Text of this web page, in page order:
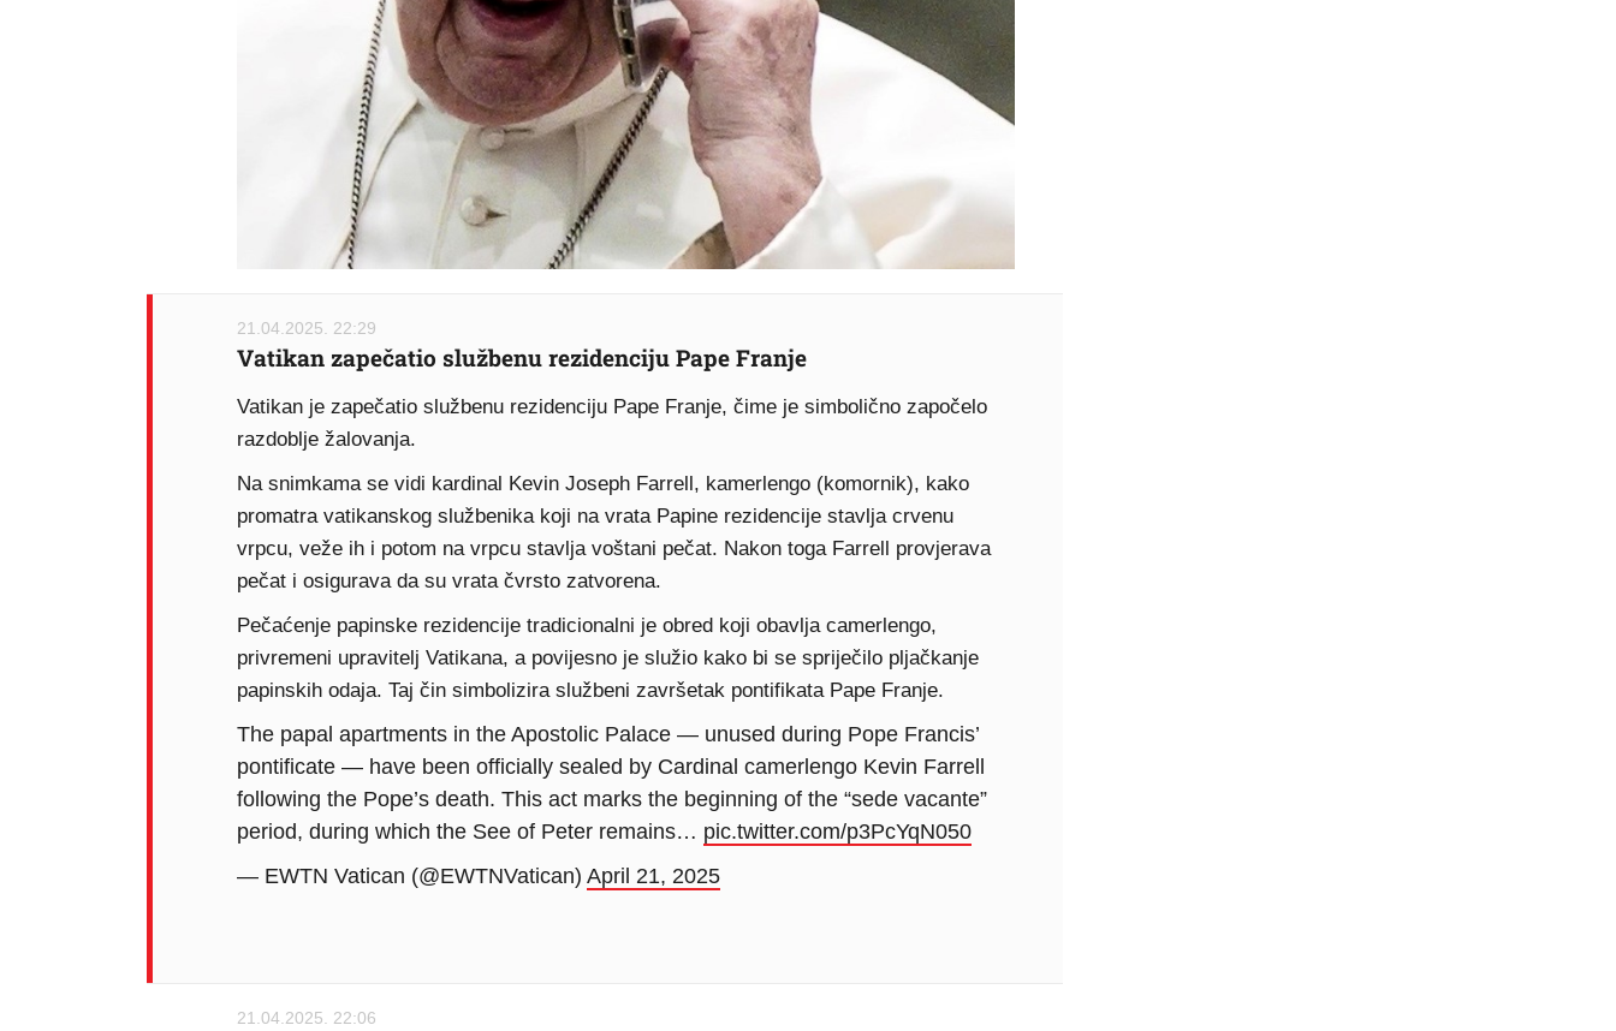
21.04.2025. 22:29
Vatikan zapečatio službenu rezidenciju Pape Franje
Vatikan je zapečatio službenu rezidenciju Pape Franje, čime je simbolično započelo
razdoblje žalovanja.
Na snimkama se vidi kardinal Kevin Joseph Farrell, kamerlengo (komornik), kako
promatra vatikanskog službenika koji na vrata Papine rezidencije stavlja crvenu
vrpcu, veže ih i potom na vrpcu stavlja voštani pečat. Nakon toga Farrell provjerava
pečat i osigurava da su vrata čvrsto zatvorena.
Pečaćenje papinske rezidencije tradicionalni je obred koji obavlja camerlengo,
privremeni upravitelj Vatikana, a povijesno je služio kako bi se spriječilo pljačkanje
papinskih odaja. Taj čin simbolizira službeni završetak pontifikata Pape Franje.
The papal apartments in the Apostolic Palace — unused during Pope Francis’
pontificate — have been officially sealed by Cardinal camerlengo Kevin Farrell
following the Pope’s death. This act marks the beginning of the “sede vacante”
period, during which the See of Peter remains… pic.twitter.com/p3PcYqN050
— EWTN Vatican (@EWTNVatican) April 21, 2025
21.04.2025. 22:06